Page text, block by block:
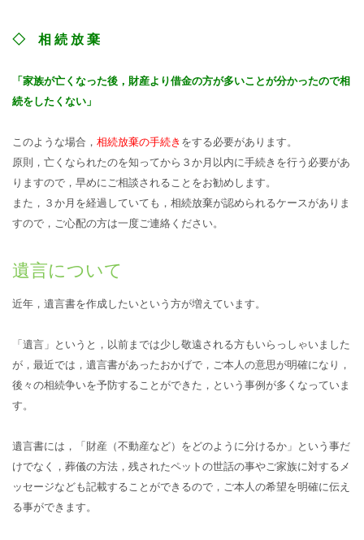
◇ 相 続 放 棄
「家族が亡くなった後，財産より借金の方が多いことが分かったので相
続をしたくない」
このような場合， 相続放棄の手続き をする必要があります。
原則，亡くなられたのを知ってから３か月以内に手続きを行う必要があ
りますので，早めにご相談されることをお勧めします。
また，３か月を経過していても，相続放棄が認められるケースがありま
すので，ご心配の方は一度ご連絡ください。
遺言について
近年，遺言書を作成したいという方が増えています。
「遺言」というと，以前までは少し敬遠される方もいらっしゃいました
が，最近では，遺言書があったおかげで，ご本人の意思が明確になり，
後々の相続争いを予防することができた，という事例が多くなっていま
す。
遺言書には，「財産（不動産など）をどのように分けるか」という事だ
けでなく，葬儀の方法，残されたペットの世話の事やご家族に対するメ
ッセージなども記載することができるので，ご本人の希望を明確に伝え
る事ができます。